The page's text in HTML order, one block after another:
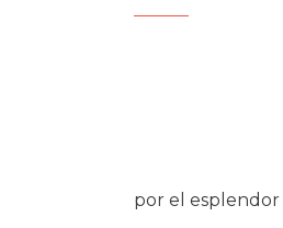
por el esplendor